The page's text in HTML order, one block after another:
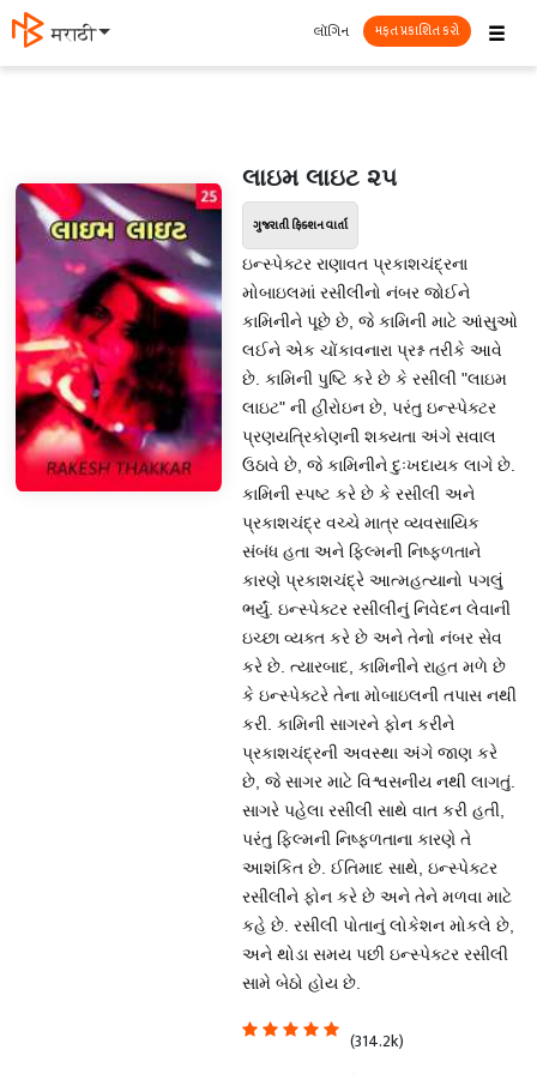
मराठी ☰
લૉગિન મફત પ્રકાશિત કરો
લાઇમ લાઇટ ૨૫
ગુજરાતી ફિક્શન વાર્તા
ઇન્સ્પેક્ટર રાણાવત પ્રકાશચંદ્રના
મોબાઇલમાં રસીલીનો નંબર જોઈને
કામિનીને પૂછે છે, જે કામિની માટે આંસુઓ
લઈને એક ચોંકાવનારા પ્રશ્ન તરીકે આવે
છે. કામિની પુષ્ટિ કરે છે કે રસીલી "લાઇમ
લાઇટ" ની હીરોઇન છે, પરંતુ ઇન્સ્પેક્ટર
પ્રણયત્રિકોણની શક્યતા અંગે સવાલ
ઉઠાવે છે, જે કામિનીને દુઃખદાયક લાગે છે.
કામિની સ્પષ્ટ કરે છે કે રસીલી અને
પ્રકાશચંદ્ર વચ્ચે માત્ર વ્યવસાયિક
સંબંધ હતા અને ફિલ્મની નિષ્ફળતાને
કારણે પ્રકાશચંદ્રે આત્મહત્યાનો પગલું
ભર્યું. ઇન્સ્પેક્ટર રસીલીનું નિવેદન લેવાની
ઇચ્છા વ્યક્ત કરે છે અને તેનો નંબર સેવ
કરે છે. ત્યારબાદ, કામિનીને રાહત મળે છે
કે ઇન્સ્પેક્ટરે તેના મોબાઇલની તપાસ નથી
કરી. કામિની સાગરને ફોન કરીને
પ્રકાશચંદ્રની અવસ્થા અંગે જાણ કરે
છે, જે સાગર માટે વિશ્વસનીય નથી લાગતું.
સાગરે પહેલા રસીલી સાથે વાત કરી હતી,
પરંતુ ફિલ્મની નિષ્ફળતાના કારણે તે
આશંકિત છે. ઈતિમાદ સાથે, ઇન્સ્પેક્ટર
રસીલીને ફોન કરે છે અને તેને મળવા માટે
કહે છે. રસીલી પોતાનું લોકેશન મોકલે છે,
અને થોડા સમય પછી ઇન્સ્પેક્ટર રસીલી
સામે બેઠો હોય છે.
(314.2k)